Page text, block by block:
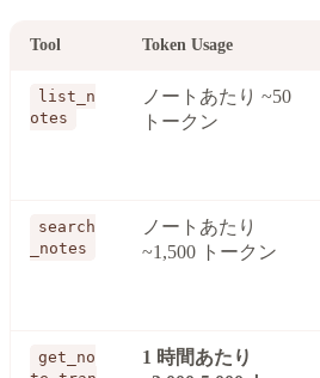
Tool Token Usage
list_n
otes
ノートあたり ~50
トークン
search
_notes
ノートあたり
~1,500 トークン
get_no
1 時間あたり